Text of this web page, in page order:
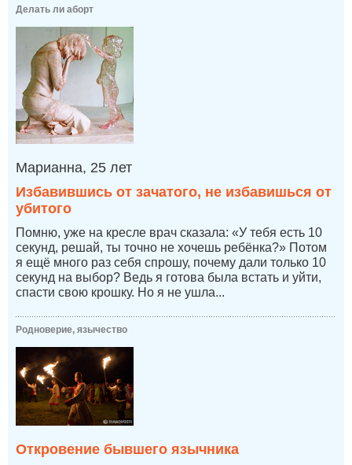
Делать ли аборт
Марианна, 25 лет
Избавившись от зачатого, не избавишься от
убитого
Помню, уже на кресле врач сказала: «У тебя есть 10
секунд, решай, ты точно не хочешь ребёнка?» Потом
я ещё много раз себя спрошу, почему дали только 10
секунд на выбор? Ведь я готова была встать и уйти,
спасти свою крошку. Но я не ушла...
Родноверие, язычество
Откровение бывшего язычника